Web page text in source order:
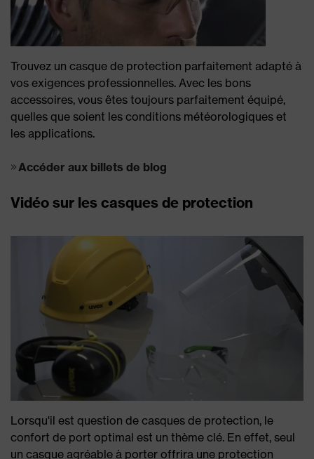
Trouvez un casque de protection parfaitement adapté à
vos exigences professionnelles. Avec les bons
accessoires, vous êtes toujours parfaitement équipé,
quelles que soient les conditions météorologiques et
les applications.
Accéder aux billets de blog
Vidéo sur les casques de protection
Lorsqu'il est question de casques de protection, le
confort de port optimal est un thème clé. En effet, seul
un casque agréable à porter offrira une protection